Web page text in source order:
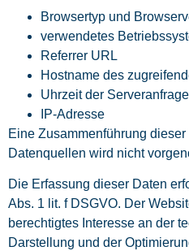
Browsertyp und
verwendetes
Referrer URL
Hostname des
Uhrzeit der Serveranfrage
IP-Adresse
Eine Zusammenführung
Datenquellen wird nicht
Die Erfassung dieser Daten
Abs. 1 lit. f DSGVO. Der
berechtigtes Interesse an der
Darstellung und der